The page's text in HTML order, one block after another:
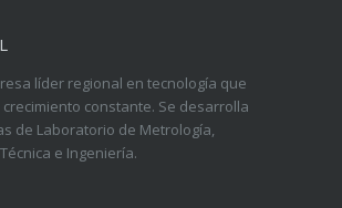
líder regional en tecnología que
constante. Se desarrolla
de Laboratorio de Metrología,
e Ingeniería.